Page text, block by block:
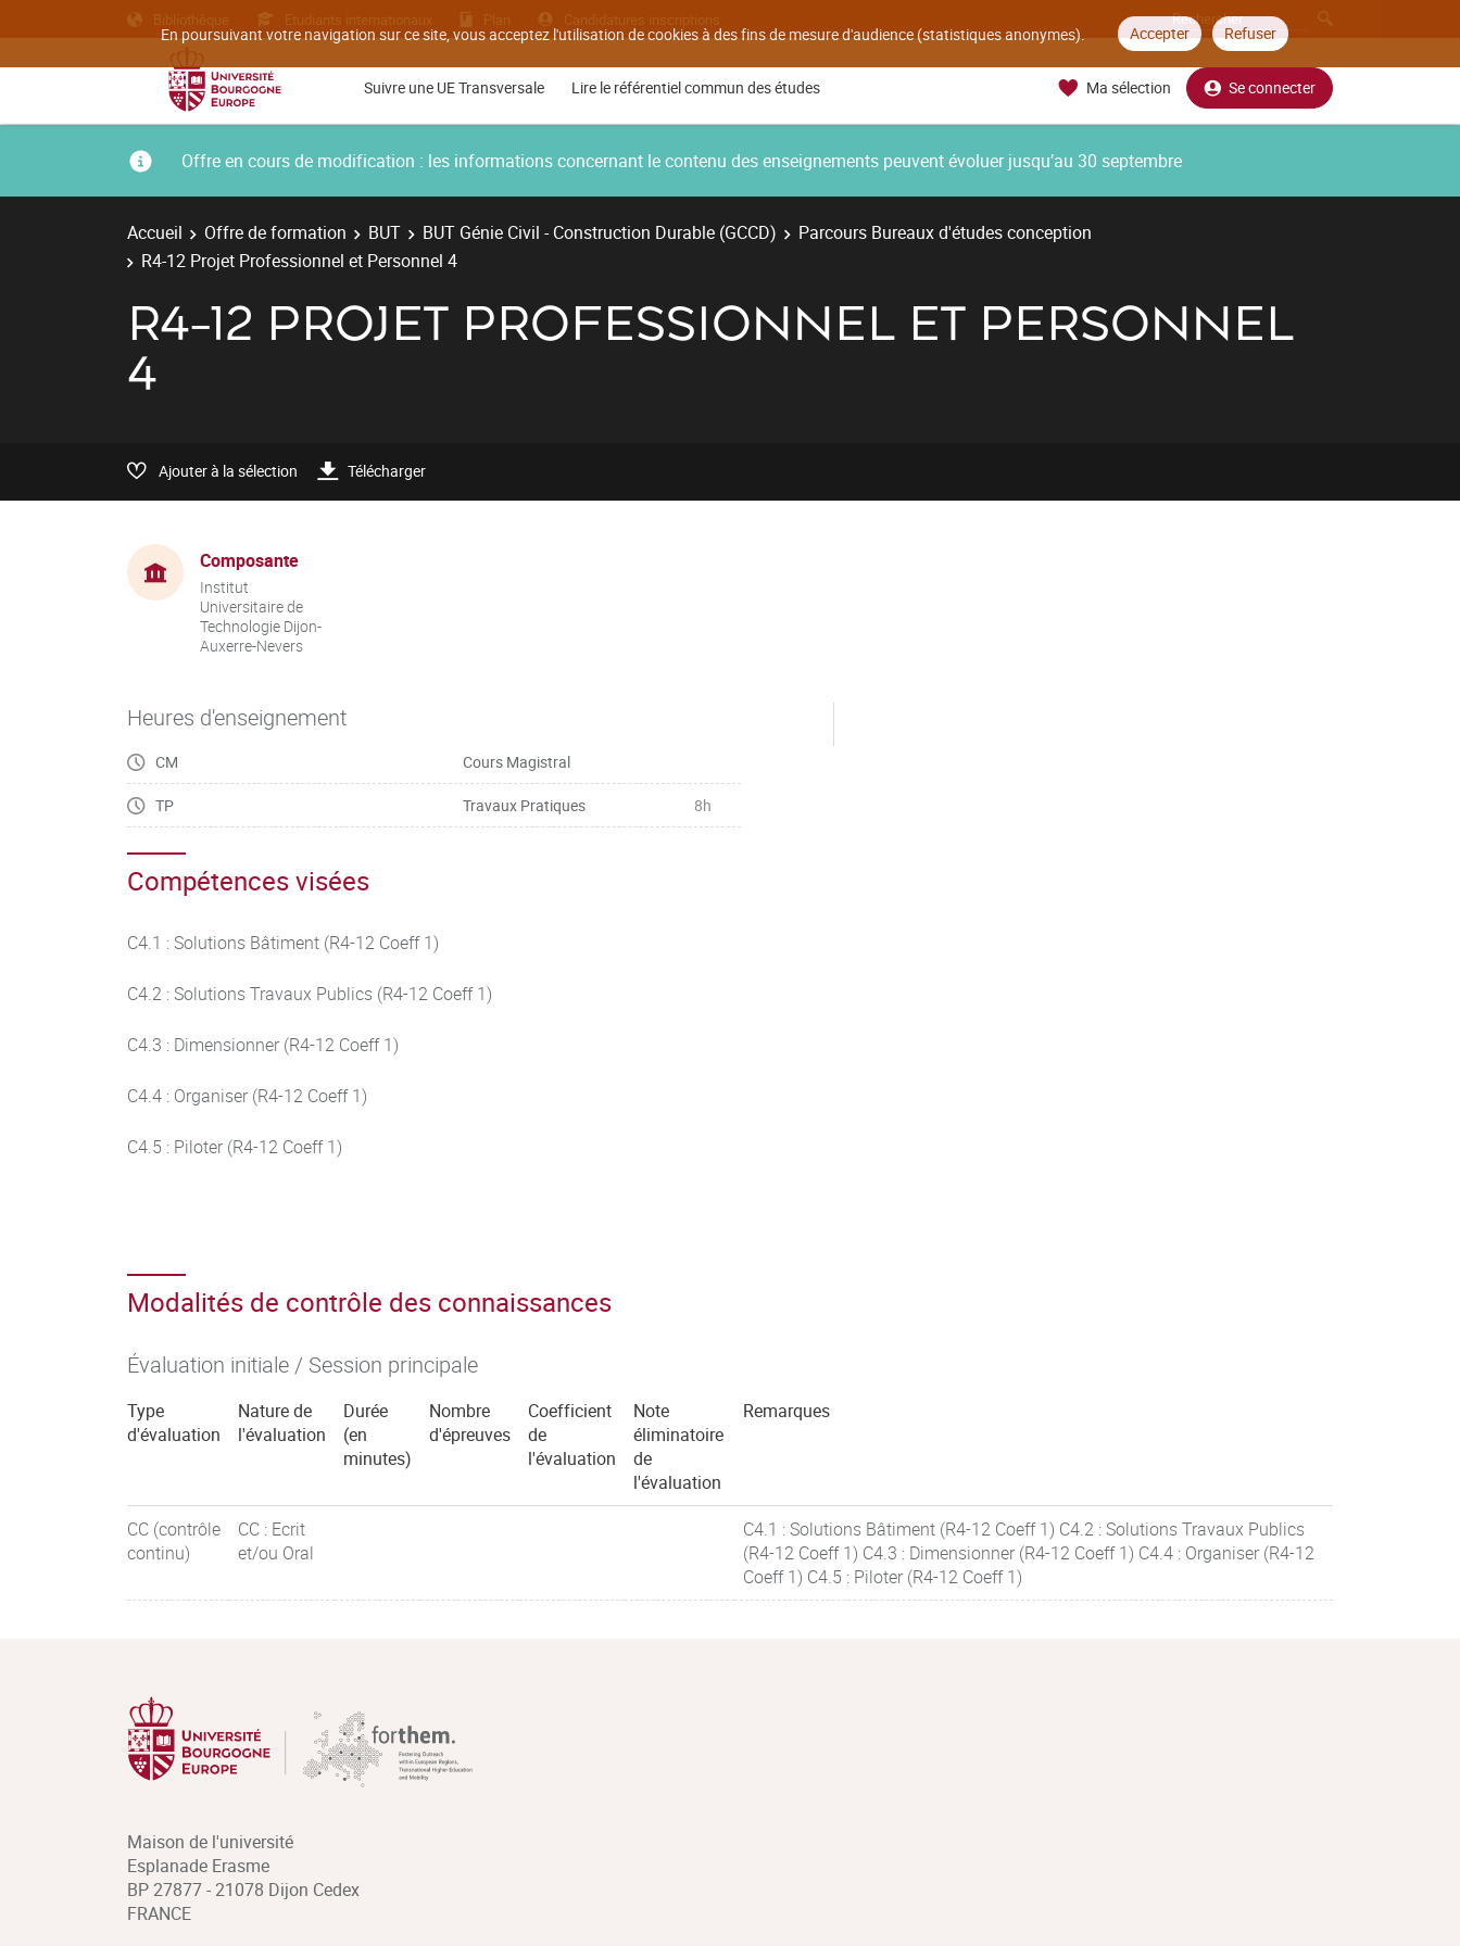
En poursuivant votre navigation sur ce site, vous acceptez l'utilisation de cookies à des fins de mesure d'audience (statistiques anonymes). Accepter Refuser
Bibliothèque Etudiants internationaux Plan Candidatures inscriptions
Suivre une UE Transversale Lire le référentiel commun des études Ma sélection Se connecter
Offre en cours de modification : les informations concernant le contenu des enseignements peuvent évoluer jusqu’au 30 septembre
Accueil Offre de formation BUT BUT Génie Civil - Construction Durable (GCCD)
Parcours Bureaux d'études conception
R4-12 Projet Professionnel et Personnel 4
R4-12 PROJET PROFESSIONNEL ET PERSONNEL
4
Ajouter à la sélection Télécharger
Composante
Institut
Universitaire de
Technologie Dijon-
Auxerre-Nevers
Heures d'enseignement
CM Cours Magistral
TP Travaux Pratiques 8h
Compétences visées
C4.1 : Solutions Bâtiment (R4-12 Coeff 1)
C4.2 : Solutions Travaux Publics (R4-12 Coeff 1)
C4.3 : Dimensionner (R4-12 Coeff 1)
C4.4 : Organiser (R4-12 Coeff 1)
C4.5 : Piloter (R4-12 Coeff 1)
Modalités de contrôle des connaissances
Évaluation initiale / Session principale
Type
d'évaluation
Nature de
l'évaluation
Durée
(en
minutes)
Nombre
d'épreuves
Coefficient
de
l'évaluation
Note
éliminatoire
de
l'évaluation
Remarques
CC (contrôle
continu)
CC : Ecrit
et/ou Oral
C4.1 : Solutions Bâtiment (R4-12 Coeff 1) C4.2 : Solutions Travaux Publics
(R4-12 Coeff 1) C4.3 : Dimensionner (R4-12 Coeff 1) C4.4 : Organiser (R4-12
Coeff 1) C4.5 : Piloter (R4-12 Coeff 1)
Maison de l'université
Esplanade Erasme
BP 27877 - 21078 Dijon Cedex
FRANCE